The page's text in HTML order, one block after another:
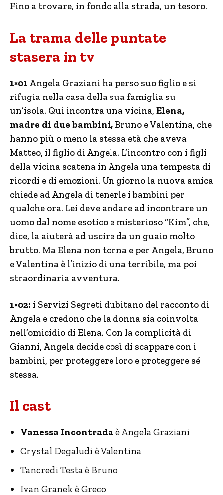
Fino a trovare, in fondo alla strada, un tesoro.
La trama delle puntate
stasera in tv
1×01 Angela Graziani ha perso suo figlio e si
rifugia nella casa della sua famiglia su
un’isola. Qui incontra una vicina, Elena,
madre di due bambini,Bruno e Valentina, che
hanno più o meno la stessa età che aveva
Matteo, il figlio di Angela. L’incontro con i figli
della vicina scatena in Angela una tempesta di
ricordi e di emozioni. Un giorno la nuova amica
chiede ad Angela di tenerle i bambini per
qualche ora. Lei deve andare ad incontrare un
uomo dal nome esotico e misterioso “Kim”, che,
dice, la aiuterà ad uscire da un guaio molto
brutto. Ma Elena non torna e per Angela, Bruno
e Valentina è l’inizio di una terribile, ma poi
straordinaria avventura.
1×02: i Servizi Segreti dubitano del racconto di
Angela e credono che la donna sia coinvolta
nell’omicidio di Elena. Con la complicità di
Gianni, Angela decide così di scappare con i
bambini, per proteggere loro e proteggere sé
stessa.
Il cast
Vanessa Incontrada è Angela Graziani
Crystal Degaludi è Valentina
Tancredi Testa è Bruno
Ivan Granek è Greco